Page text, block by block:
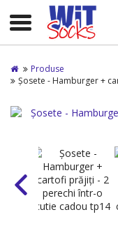
Produse
Șosete - Hamburger +